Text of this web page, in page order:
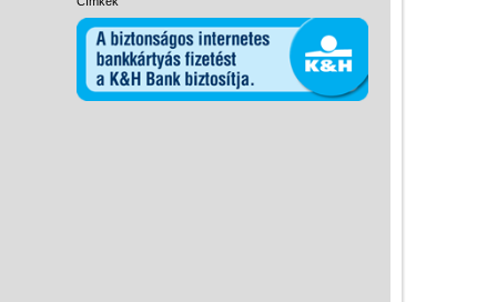
Papírszínház
Pixelhobby